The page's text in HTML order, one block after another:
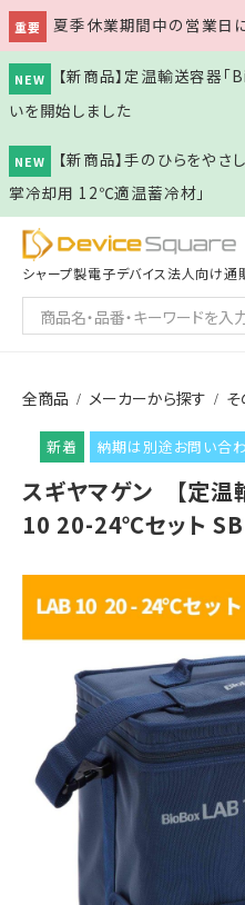
重要 夏季休業期間中の営業日
NEW
【新商品】定温輸送容器
いを開始しました
NEW
【新商品】手のひらをやさ
掌冷却用 12℃適温蓄冷材」
シャープ製電子デバイス法人向け通
全商品 メーカーから探す
納期は別途お問い合
スギヤマゲン 【定
10 20-24℃セット